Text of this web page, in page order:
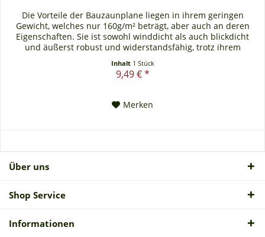
Die Vorteile der Bauzaunplane liegen in ihrem geringen
Gewicht, welches nur 160g/m² beträgt, aber auch an deren
Eigenschaften. Sie ist sowohl winddicht als auch blickdicht
und äußerst robust und widerstandsfähig, trotz ihrem
Inhalt 1 Stück
9,49 € *
Merken
Über uns
Shop Service
Informationen